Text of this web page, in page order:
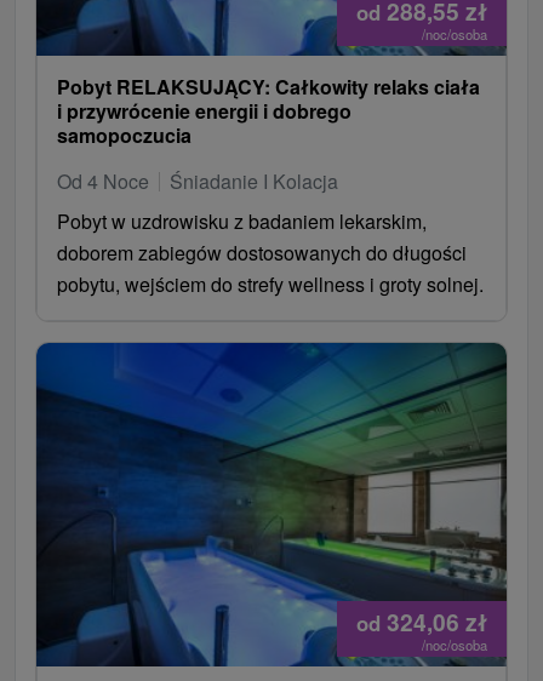
od 288,55 zł
/noc/osoba
Pobyt RELAKSUJĄCY: Całkowity relaks ciała
i przywrócenie energii i dobrego
samopoczucia
Od 4 Noce
Śniadanie I Kolacja
Pobyt w uzdrowisku z badaniem lekarskim,
doborem zabiegów dostosowanych do długości
pobytu, wejściem do strefy wellness i groty solnej.
od 324,06 zł
/noc/osoba